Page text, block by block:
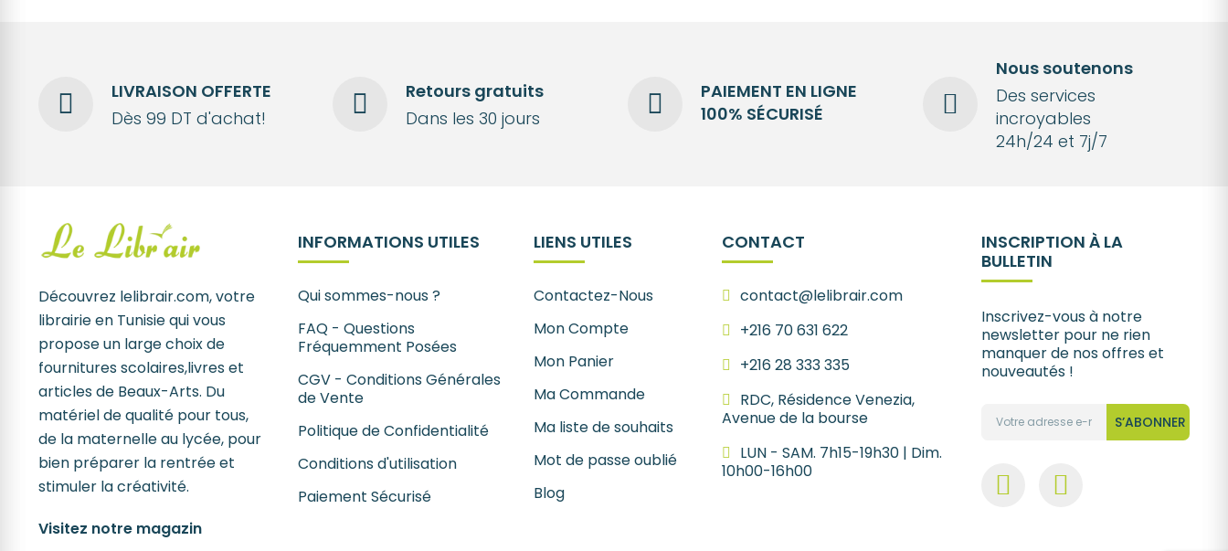
LIVRAISON OFFERTE
Dès 99 DT d'achat!
Retours gratuits
Dans les 30 jours
PAIEMENT EN LIGNE
100% SÉCURISÉ
Nous soutenons
Des services
incroyables
24h/24 et 7j/7
Découvrez lelibrair.com, votre
librairie en Tunisie qui vous
propose un large choix de
fournitures scolaires,livres et
articles de Beaux-Arts. Du
matériel de qualité pour tous,
de la maternelle au lycée, pour
bien préparer la rentrée et
stimuler la créativité.
Visitez notre magazin
INFORMATIONS UTILES
Qui sommes-nous ?
FAQ - Questions
Fréquemment Posées
CGV - Conditions Générales
de Vente
Politique de Confidentialité
Conditions d'utilisation
Paiement Sécurisé
LIENS UTILES
Contactez-Nous
Mon Compte
Mon Panier
Ma Commande
Ma liste de souhaits
Mot de passe oublié
Blog
CONTACT
contact@lelibrair.com
+216 70 631 622
+216 28 333 335
RDC, Résidence Venezia,
Avenue de la bourse
LUN - SAM. 7h15-19h30 | Dim.
10h00-16h00
INSCRIPTION À LA
BULLETIN
Inscrivez-vous à notre
newsletter pour ne rien
manquer de nos offres et
nouveautés !
S’ABONNER